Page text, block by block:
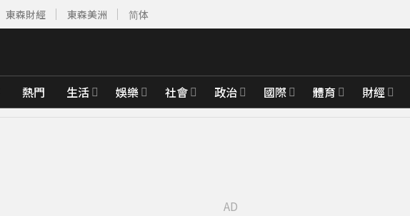
東森財經 東森美洲 简体
熱門 生活 娛樂 社會 政治 國際 體育 財經